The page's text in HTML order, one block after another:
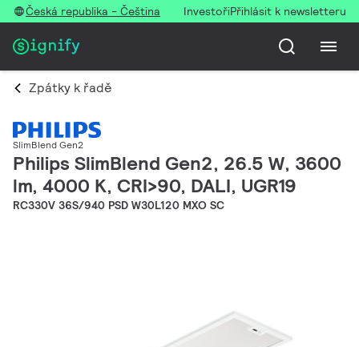
Česká republika - Čeština InvestořiPřihlásit k newsletteru
Zpátky k řadě
SlimBlend Gen2
Philips SlimBlend Gen2, 26.5 W, 3600
lm, 4000 K, CRI>90, DALI, UGR19
RC330V 36S/940 PSD W30L120 MXO SC